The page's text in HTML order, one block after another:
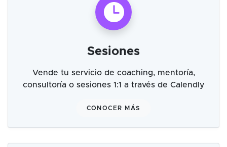
Sesiones
Vende tu servicio de coaching, mentoría,
consultoría o sesiones 1:1 a través de Calendly
CONOCER MÁS